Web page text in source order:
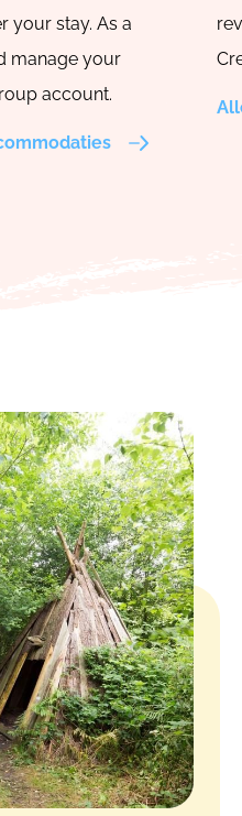
your stay. As a
manage your
account.